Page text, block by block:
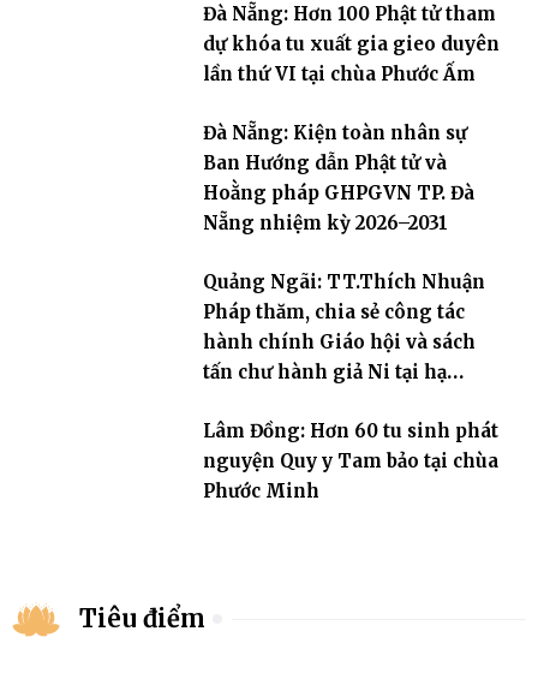
Đà Nẵng: Hơn 100 Phật tử tham
dự khóa tu xuất gia gieo duyên
lần thứ VI tại chùa Phước Ấm
Đà Nẵng: Kiện toàn nhân sự
Ban Hướng dẫn Phật tử và
Hoằng pháp GHPGVN TP. Đà
Nẵng nhiệm kỳ 2026–2031
Quảng Ngãi: TT.Thích Nhuận
Pháp thăm, chia sẻ công tác
hành chính Giáo hội và sách
tấn chư hành giả Ni tại hạ
tỉnh
Lâm Đồng: Hơn 60 tu sinh phát
nguyện Quy y Tam bảo tại chùa
Phước Minh
Tiêu điểm